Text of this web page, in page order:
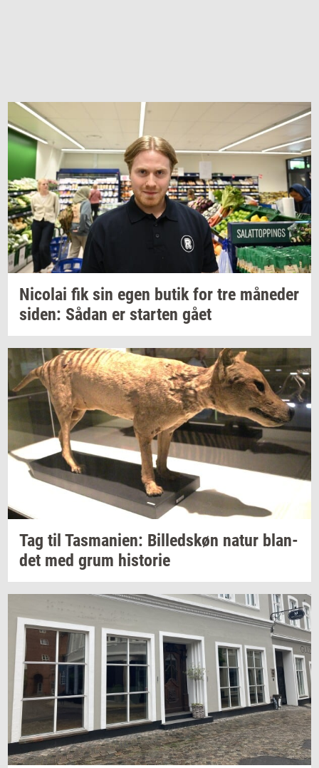
Ni­co­lai fik sin egen butik for tre må­ne­der
siden: Sådan er star­ten gået
Tag til Tas­ma­ni­en: Bil­leds­køn natur blan­
det med grum hi­sto­rie